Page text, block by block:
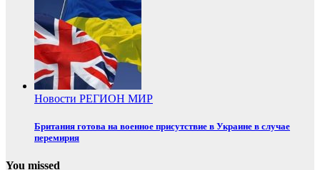
Новости РЕГИОН МИР
Британия готова на военное присутствие в Украине в случае
перемирия
You missed